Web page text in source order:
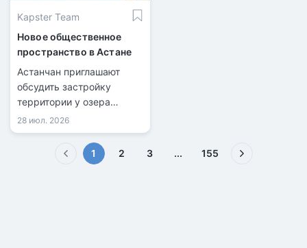
Kapster Team
Новое общественное
пространство в Астане
Астанчан приглашают
обсудить застройку
территории у озера
Майбалык.
28 июл. 2026
1 (текущая)
2 3 ... 155